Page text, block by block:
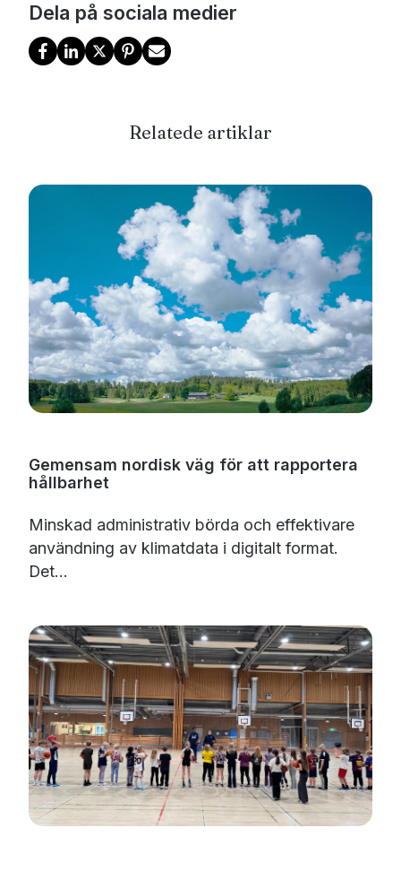
Dela på sociala medier
Relatede artiklar
Gemensam nordisk väg för att rapportera
hållbarhet
Minskad administrativ börda och effektivare
användning av klimatdata i digitalt format.
Det...